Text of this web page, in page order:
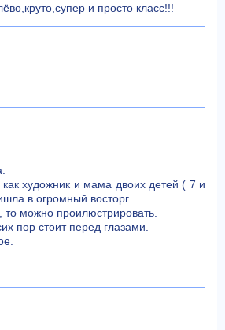
и просто класс!!!
художник и мама двоих детей ( 7 и
в огромный восторг.
можно проилюстрировать.
пор стоит перед глазами.